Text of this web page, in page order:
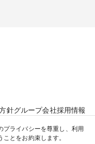
針グループ会社採用情報
プライバシーを尊重し、利用
とをお約束します。